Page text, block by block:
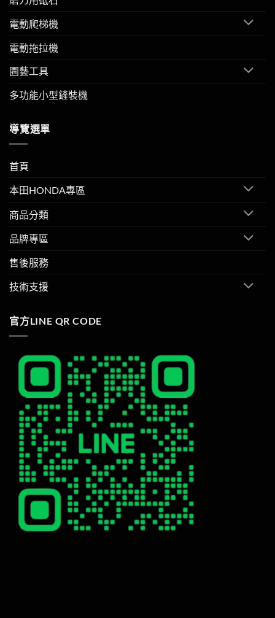
電動爬梯機
電動拖拉機
園藝工具
多功能小型鏟裝機
導覽選單
首頁
本田HONDA專區
商品分類
品牌專區
售後服務
技術支援
官方LINE QR CODE